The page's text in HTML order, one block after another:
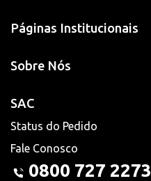
Páginas Institucionais
Sobre Nós
SAC
Status do Pedido
Fale Conosco
0800 727 2273